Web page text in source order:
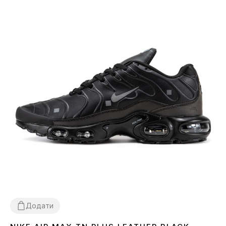
Додати